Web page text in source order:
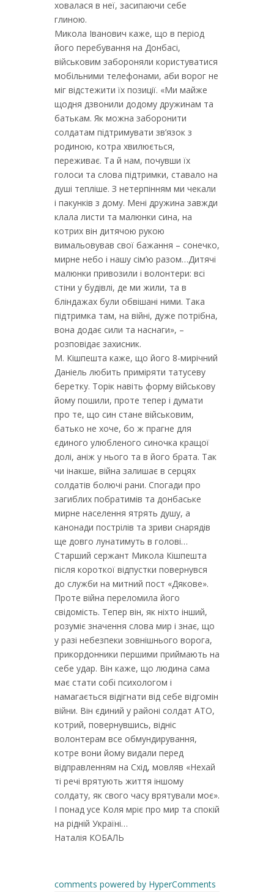
ховалася в неї, засипаючи себе
глиною.
Микола Іванович каже, що в період
його перебування на Донбасі,
військовим забороняли користуватися
мобільними телефонами, аби ворог не
міг відстежити їх позиції. «Ми майже
щодня дзвонили додому дружинам та
батькам. Як можна заборонити
солдатам підтримувати зв’язок з
родиною, котра хвилюється,
переживає. Та й нам, почувши їх
голоси та слова підтримки, ставало на
душі тепліше. З нетерпінням ми чекали
і пакунків з дому. Мені дружина завжди
клала листи та малюнки сина, на
котрих він дитячою рукою
вимальовував свої бажання – сонечко,
мирне небо і нашу сім’ю разом…Дитячі
малюнки привозили і волонтери: всі
стіни у будівлі, де ми жили, та в
бліндажах були обвішані ними. Така
підтримка там, на війні, дуже потрібна,
вона додає сили та наснаги», –
розповідає захисник.
М. Кішпешта каже, що його 8-мирічний
Даніель любить приміряти татусеву
беретку. Торік навіть форму військову
йому пошили, проте тепер і думати
про те, що син стане військовим,
батько не хоче, бо ж прагне для
єдиного улюбленого синочка кращої
долі, аніж у нього та в його брата. Так
чи інакше, війна залишає в серцях
солдатів болючі рани. Спогади про
загиблих побратимів та донбаське
мирне населення ятрять душу, а
канонади пострілів та зриви снарядів
ще довго лунатимуть в голові…
Старший сержант Микола Кішпешта
після короткої відпустки повернувся
до служби на митний пост «Дякове».
Проте війна переломила його
свідомість. Тепер він, як ніхто інший,
розуміє значення слова мир і знає, що
у разі небезпеки зовнішнього ворога,
прикордонники першими приймають на
себе удар. Він каже, що людина сама
має стати собі психологом і
намагається відігнати від себе відгомін
війни. Він єдиний у районі солдат АТО,
котрий, повернувшись, відніс
волонтерам все обмундирування,
котре вони йому видали перед
відправленням на Схід, мовляв «Нехай
ті речі врятують життя іншому
солдату, як свого часу врятували моє».
І понад усе Коля мріє про мир та спокій
на рідній Україні…
Наталія КОБАЛЬ
comments powered by HyperComments